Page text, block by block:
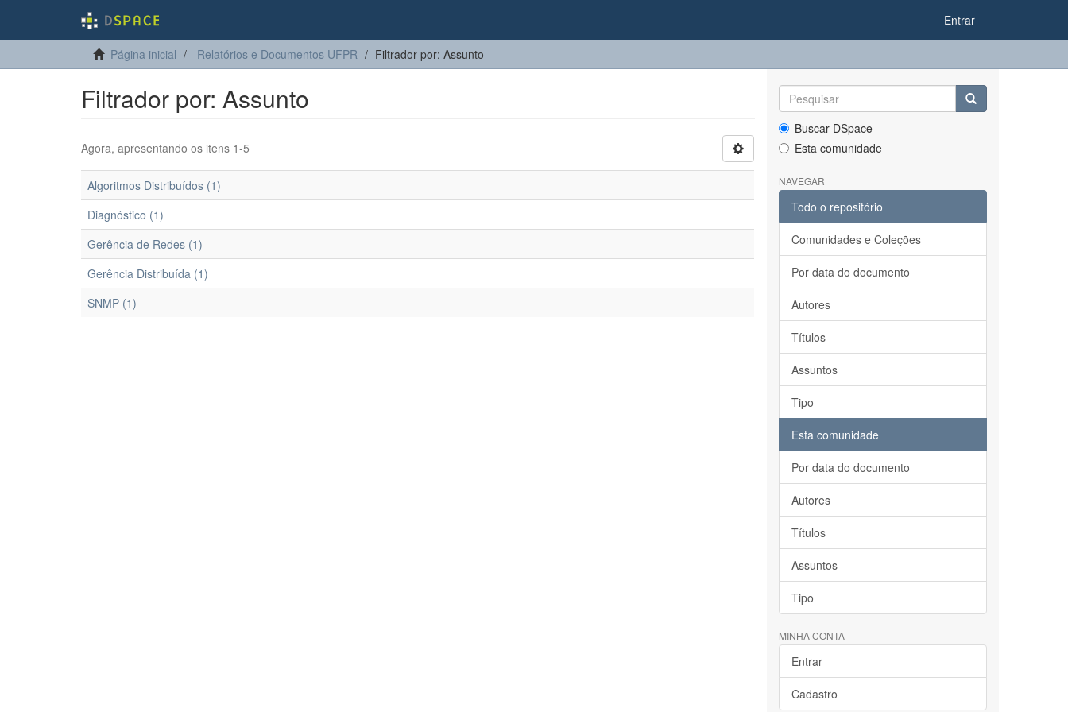
Entrar
Página inicial Relatórios e Documentos UFPR Filtrador por: Assunto
Filtrador por: Assunto
Agora, apresentando os itens 1-5
Algoritmos Distribuídos (1)
Diagnóstico (1)
Gerência de Redes (1)
Gerência Distribuída (1)
SNMP (1)
Buscar DSpace
Esta comunidade
NAVEGAR
Todo o repositório
Comunidades e Coleções
Por data do documento
Autores
Títulos
Assuntos
Tipo
Esta comunidade
Por data do documento
Autores
Títulos
Assuntos
Tipo
MINHA CONTA
Entrar
Cadastro